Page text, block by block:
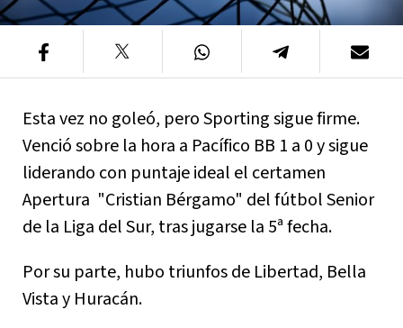
Esta vez no goleó, pero Sporting sigue firme.
Venció sobre la hora a Pacífico BB 1 a 0 y sigue
liderando con puntaje ideal el certamen
Apertura "Cristian Bérgamo" del fútbol Senior
de la Liga del Sur, tras jugarse la 5ª fecha.
Por su parte, hubo triunfos de Libertad, Bella
Vista y Huracán.